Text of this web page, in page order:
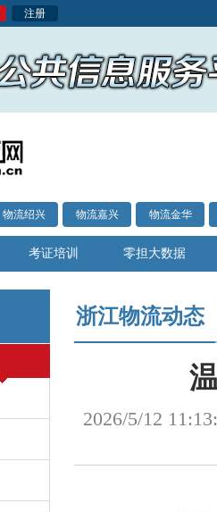
注册
物流绍兴 物流嘉兴 物流金华
考证培训 零担大数据
浙江物流动态
2026/5/12